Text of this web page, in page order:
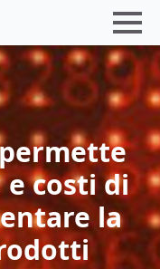
costi di
la